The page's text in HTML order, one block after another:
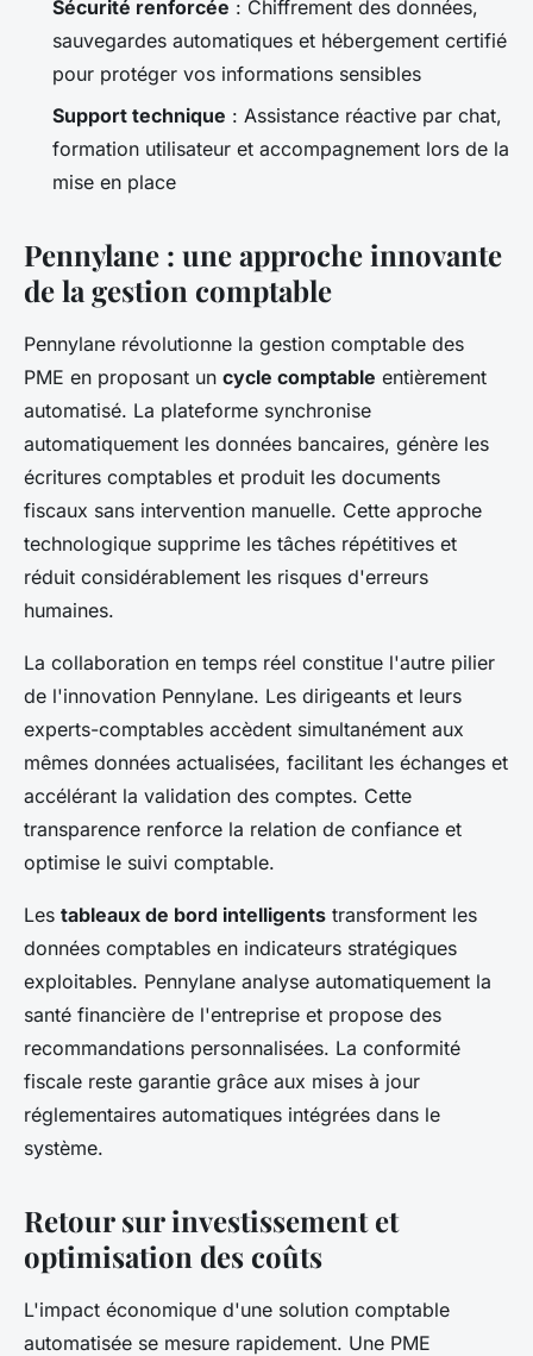
Sécurité renforcée : Chiffrement des données,
sauvegardes automatiques et hébergement certifié
pour protéger vos informations sensibles
Support technique : Assistance réactive par chat,
formation utilisateur et accompagnement lors de la
mise en place
Pennylane : une approche innovante
de la gestion comptable
Pennylane révolutionne la gestion comptable des
PME en proposant un cycle comptable entièrement
automatisé. La plateforme synchronise
automatiquement les données bancaires, génère les
écritures comptables et produit les documents
fiscaux sans intervention manuelle. Cette approche
technologique supprime les tâches répétitives et
réduit considérablement les risques d'erreurs
humaines.
La collaboration en temps réel constitue l'autre pilier
de l'innovation Pennylane. Les dirigeants et leurs
experts-comptables accèdent simultanément aux
mêmes données actualisées, facilitant les échanges et
accélérant la validation des comptes. Cette
transparence renforce la relation de confiance et
optimise le suivi comptable.
Les tableaux de bord intelligents transforment les
données comptables en indicateurs stratégiques
exploitables. Pennylane analyse automatiquement la
santé financière de l'entreprise et propose des
recommandations personnalisées. La conformité
fiscale reste garantie grâce aux mises à jour
réglementaires automatiques intégrées dans le
système.
Retour sur investissement et
optimisation des coûts
L'impact économique d'une solution comptable
automatisée se mesure rapidement. Une PME